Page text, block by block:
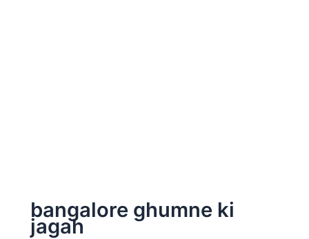
bangalore ghumne ki
jagah